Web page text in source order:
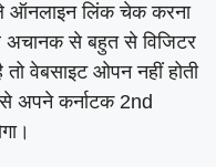
लिंक चेक करना
अचानक से बहुत से विजिटर
वेबसाइट ओपन नहीं होती
अपने कर्नाटक 2nd